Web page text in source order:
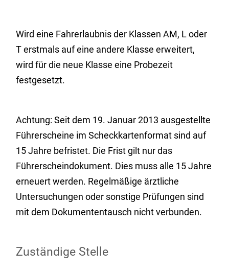
Wird eine Fahrerlaubnis der Klassen AM, L oder
T erstmals auf eine andere Klasse erweitert,
wird für die neue Klasse eine Probezeit
festgesetzt.
Achtung: Seit dem 19. Januar 2013 ausgestellte
Führerscheine im Scheckkartenformat sind auf
15 Jahre befristet. Die Frist gilt nur das
Führerscheindokument. Dies muss alle 15 Jahre
erneuert werden. Regelmäßige ärztliche
Untersuchungen oder sonstige Prüfungen sind
mit dem Dokumententausch nicht verbunden.
Zuständige Stelle